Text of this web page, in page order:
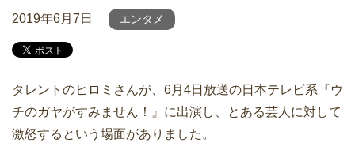
2019年6月7日 エンタメ
タレントのヒロミさんが、6月4日放送の日本テレビ系『ウ
チのガヤがすみません！』に出演し、とある芸人に対して
激怒するという場面がありました。